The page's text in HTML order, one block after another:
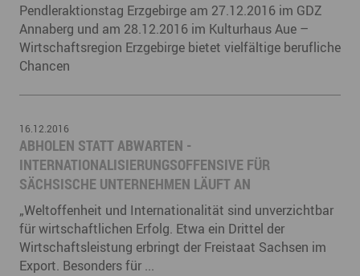
Pendleraktionstag Erzgebirge am 27.12.2016 im GDZ
Annaberg und am 28.12.2016 im Kulturhaus Aue –
Wirtschaftsregion Erzgebirge bietet vielfältige berufliche
Chancen
16.12.2016
ABHOLEN STATT ABWARTEN -
INTERNATIONALISIERUNGSOFFENSIVE FÜR
SÄCHSISCHE UNTERNEHMEN LÄUFT AN
„Weltoffenheit und Internationalität sind unverzichtbar
für wirtschaftlichen Erfolg. Etwa ein Drittel der
Wirtschaftsleistung erbringt der Freistaat Sachsen im
Export. Besonders für ...